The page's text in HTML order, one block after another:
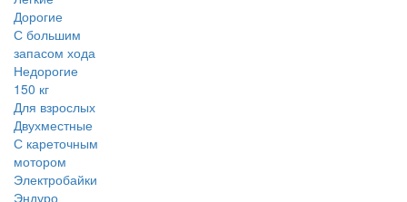
Дорогие
С большим
запасом хода
Недорогие
150 кг
Для взрослых
Двухместные
С кареточным
мотором
Электробайки
Эндуро